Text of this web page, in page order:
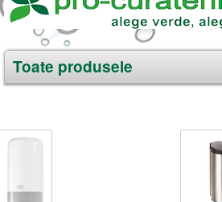
Toate produsele